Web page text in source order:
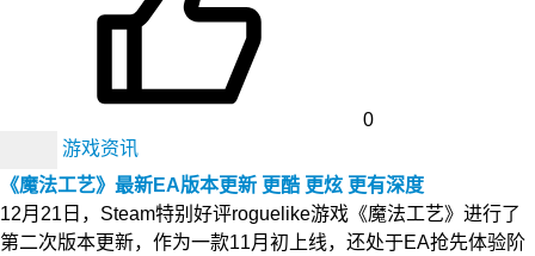
0
游戏资讯
《魔法工艺》最新EA版本更新 更酷 更炫 更有深度
12月21日，Steam特别好评roguelike游戏《魔法工艺》进行了
第二次版本更新，作为一款11月初上线，还处于EA抢先体验阶